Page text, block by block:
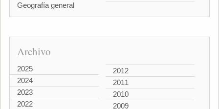
Geografía general
Archivo
2025
2024
2023
2022
2012
2011
2010
2009